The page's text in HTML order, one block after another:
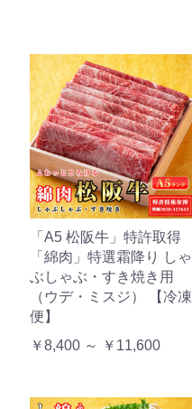
「A5 松阪牛」特許取得
「綿肉」特選霜降り しゃ
ぶしゃぶ・すき焼き用
（ウデ・ミスジ） 【冷凍
便】
￥8,400 ～ ￥11,600